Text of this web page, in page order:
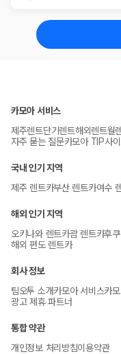
카모아 서비스
제주렌트단기렌트해외렌트월
자주 묻는 질문카모아 TIP사
국내 인기 지역
제주 렌트카부산 렌트카여수
해외 인기 지역
오키나와 렌트카괌 렌트카후
해외 편도 렌트카
회사 정보
팀오투 소개카모아 서비스카
광고 제휴 파트너
통합 약관
개인정보 처리방침이용약관